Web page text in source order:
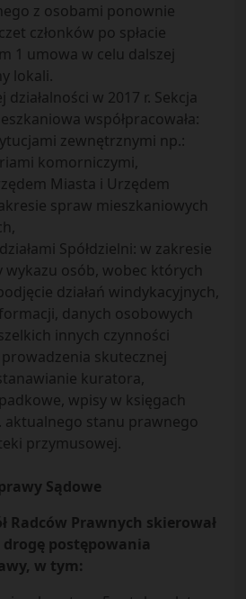
z osobami ponownie
członków po spłacie
1 umowa w celu dalszej
lokali.
w 2017 r. Sekcja
współpracowała:
zewnętrznymi np.:
komorniczymi,
Miasta i Urzędem
spraw mieszkaniowych
Spółdzielni: w zakresie
wykazu osób, wobec których
działań windykacyjnych,
danych osobowych
innych czynności
skutecznej
kuratora,
wpisy w księgach
aktualnego stanu prawnego
przymusowej.
Sądowe
Radców Prawnych skierował
postępowania
w tym: